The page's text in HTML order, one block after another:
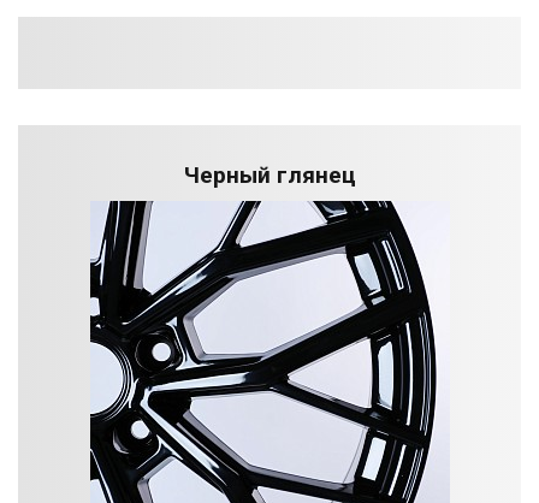
Черный глянец